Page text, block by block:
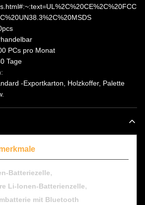
PCs pro Monat
Tage
-Exportkarton, Holzkoffer, Palette
Batteriezelle,
Li-Ionen-Batterienzelle,
mit Bluetooth